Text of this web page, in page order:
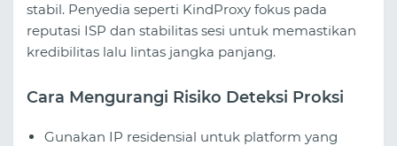
stabil. Penyedia seperti KindProxy fokus pada
reputasi ISP dan stabilitas sesi untuk memastikan
kredibilitas lalu lintas jangka panjang.
Cara Mengurangi Risiko Deteksi Proksi
Gunakan IP residensial untuk platform yang